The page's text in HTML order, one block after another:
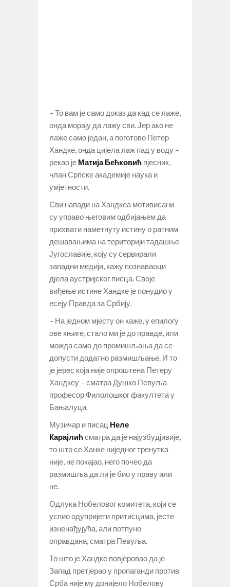
– То вам је само доказ да кад се лаже,
онда морају да лажу сви. Јер ако не
лаже само један, а поготово Петер
Хандке, онда цијела лаж пад у воду –
рекао је Матија Бећковић пјесник,
члан Српске академије наука и
умјетности.
Сви напади на Хандкеа мотивисани
су управо његовим одбијањем да
прихвати наметнуту истину о ратним
дешавањима на територији тадашње
Југославије, коју су сервирали
западни медији, кажу познаваоци
дјела аустријског писца. Своје
виђење истине Хандке је понудио у
есеју Правда за Србију.
– На једном мјесту он каже, у епилогу
ове књиге, стало ми је до правде, или
можда само до промишљања да се
допусти додатно размишљање. И то
је јерес која није опроштена Петеру
Хандкеу – сматра Душко Певуља
професор Филолошког факултета у
Бањалуци.
Музичар и писац Неле
Карајлићсматра да је најузбудјивије,
то што се Ханке ниједног тренутка
није, не покајао, него почео да
размишља да ли је био у праву или
не.
Одлука Нобеловог комитета, који се
успио одупријети притисцима, јесте
изненађујућа, али потпуно
оправдана, сматра Певуља.
То што је Хандке повјеровао да је
Запад претјерао у пропаганди против
Срба није му донијело Нобелову